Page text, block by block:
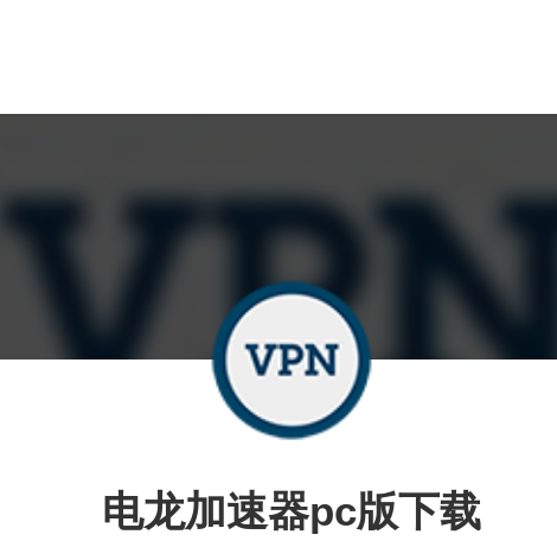
电龙加速器pc版下载